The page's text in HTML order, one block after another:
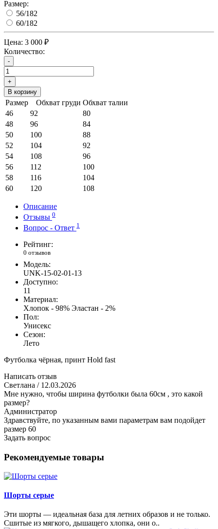
Размер:
56/182
60/182
Цена: 3 000 ₽
Количество:
-
+
В корзину
Размер Обхват груди Обхват талии
46
92
80
48
96
84
50
100
88
52
104
92
54
108
96
56
112
100
58
116
104
60
120 108
Описание
Отзывы 0
Вопрос - Ответ 1
Рейтинг:
0 отзывов
Модель:
UNK-15-02-01-13
Доступно:
11
Материал:
Хлопок - 98% Эластан - 2%
Пол:
Унисекс
Сезон:
Лето
Футболка чёрная, принт Hold fast
Написать отзыв
Светлана / 12.03.2026
Мне нужно, чтобы ширина футболки была 60см , это какой
размер?
Администратор
Здравствуйте, по указанным вами параметрам вам подойдет
размер 60
Задать вопрос
Рекомендуемые товары
Шорты серые
Эти шорты — идеальная база для летних образов и не только.
Сшитые из мягкого, дышащего хлопка, они о..